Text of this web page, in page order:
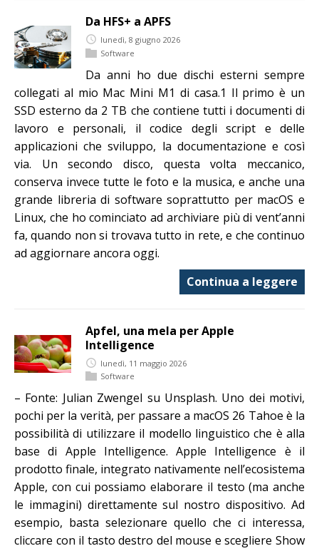
Da HFS+ a APFS
lunedì, 8 giugno 2026
Software
Da anni ho due dischi esterni sempre
collegati al mio Mac Mini M1 di casa.1 Il primo è un
SSD esterno da 2 TB che contiene tutti i documenti di
lavoro e personali, il codice degli script e delle
applicazioni che sviluppo, la documentazione e così
via. Un secondo disco, questa volta meccanico,
conserva invece tutte le foto e la musica, e anche una
grande libreria di software soprattutto per macOS e
Linux, che ho cominciato ad archiviare più di vent’anni
fa, quando non si trovava tutto in rete, e che continuo
ad aggiornare ancora oggi.
Continua a leggere
Apfel, una mela per Apple
Intelligence
lunedì, 11 maggio 2026
Software
– Fonte: Julian Zwengel su Unsplash. Uno dei motivi,
pochi per la verità, per passare a macOS 26 Tahoe è la
possibilità di utilizzare il modello linguistico che è alla
base di Apple Intelligence. Apple Intelligence è il
prodotto finale, integrato nativamente nell’ecosistema
Apple, con cui possiamo elaborare il testo (ma anche
le immagini) direttamente sul nostro dispositivo. Ad
esempio, basta selezionare quello che ci interessa,
cliccare con il tasto destro del mouse e scegliere Show